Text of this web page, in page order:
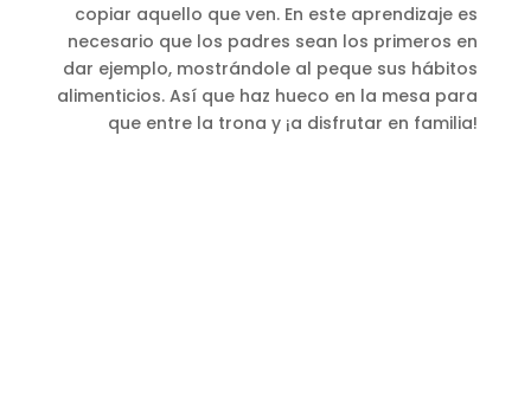
copiar aquello que ven. En este aprendizaje es
necesario que los padres sean los primeros en
dar ejemplo, mostrándole al peque sus hábitos
alimenticios. Así que haz hueco en la mesa para
que entre la trona y ¡a disfrutar en familia!